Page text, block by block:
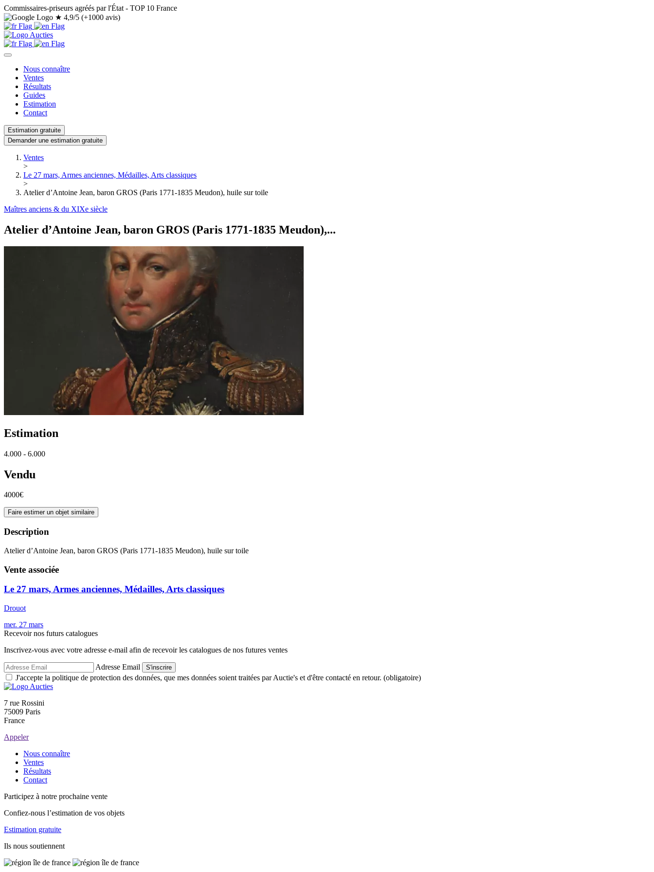
Commissaires-priseurs agréés par l'État - TOP 10 France
★ 4,9/5 (+1000 avis)
Nous connaître
Ventes
Résultats
Guides
Estimation
Contact
Estimation gratuite
Demander une estimation gratuite
Ventes
>
Le 27 mars, Armes anciennes, Médailles, Arts classiques
>
Atelier d’Antoine Jean, baron GROS (Paris 1771-1835 Meudon), huile sur toile
Maîtres anciens & du XIXe siècle
Atelier d’Antoine Jean, baron GROS (Paris 1771-1835 Meudon),...
Estimation
4.000 - 6.000
Vendu
4000€
Faire estimer un objet similaire
Description
Atelier d’Antoine Jean, baron GROS (Paris 1771-1835 Meudon), huile sur toile
Vente associée
Le 27 mars, Armes anciennes, Médailles, Arts classiques
Drouot
mer. 27 mars
Recevoir nos futurs catalogues
Inscrivez-vous avec votre adresse e-mail afin de recevoir les catalogues de nos futures ventes
Adresse Email S'inscrire
J'accepte la politique de protection des données, que mes données soient traitées par Auctie's et d'être contacté en retour. (obligatoire)
7 rue Rossini
75009 Paris
France
Appeler
Nous connaître
Ventes
Résultats
Contact
Participez à notre prochaine vente
Confiez-nous l’estimation de vos objets
Estimation gratuite
Ils nous soutiennent